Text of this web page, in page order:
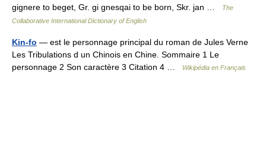
gignere to beget, Gr. gi gnesqai to be born, Skr. jan …
The
Collaborative International Dictionary of English
Kin-fo — est le personnage principal du roman de Jules Verne
Les Tribulations d un Chinois en Chine. Sommaire 1 Le
personnage 2 Son caractère 3 Citation 4 …
Wikipédia en Français